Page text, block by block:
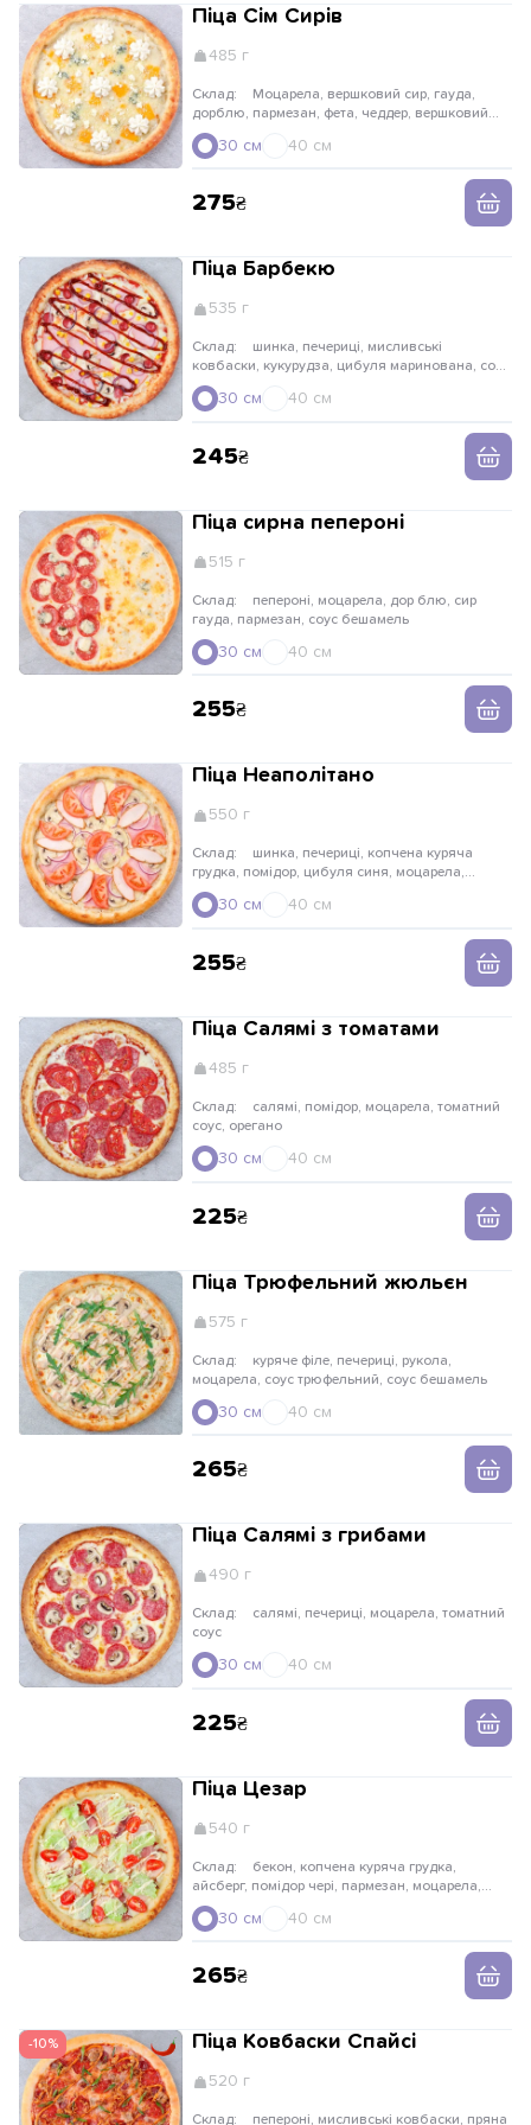
Піца Сім Сирів
485 г
Склад:
дорблю, пармезан, фета, чеддер, вершковий
соус.
30 см 40 см
275
Піца Барбекю
535 г
Склад:
ковбаски, кукурудза, цибуля маринована, соус
барбекю
30 см 40 см
245
Піца сирна пепероні
515 г
Склад:
гауда, пармезан, соус бешамель
30 см 40 см
255
Піца Неаполітано
550 г
Склад:
грудка, помідор, цибуля синя, моцарела,
вершковий соус
30 см 40 см
255
Піца Салямі з томатами
485 г
Склад:
соус, орегано
30 см 40 см
225
Піца Трюфельний жюльєн
575 г
Склад:
моцарела, соус трюфельний, соус бешамель
30 см 40 см
265
Піца Салямі з грибами
490 г
Склад:
соус
30 см 40 см
225
Піца Цезар
540 г
Склад:
айсберг, помідор чері, пармезан, моцарела,
соус цезар
30 см 40 см
265
-10% Піца Ковбаски Спайсі
520 г
Склад: